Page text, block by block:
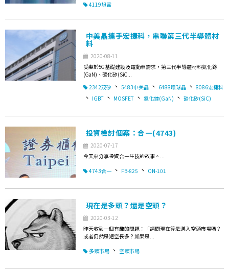
4119旭富
中美晶攜手宏捷科，串聯第三代半導體材
料
2020-08-11
受惠於5G基礎建設及電動車需求，第三代半導體材料氮化鎵
(GaN)、碳化矽(SiC...
2342茂矽 、 5483中美晶 、 6488環球晶 、 8086宏捷科
、 IGBT 、 MOSFET 、 氮化鎵(GaN) 、 碳化矽(SiC)
投資檢討個案：合一(4743)
2020-07-17
今天來分享投資合一生技的故事。...
4743合一 、 FB-825 、 ON-101
現在是多頭？還是空頭？
2020-03-12
昨天收到一個有趣的問題：「請問現在算是邁入空頭市場嗎？
或者仍然是短空長多？如果是...
多頭市場 、 空頭市場